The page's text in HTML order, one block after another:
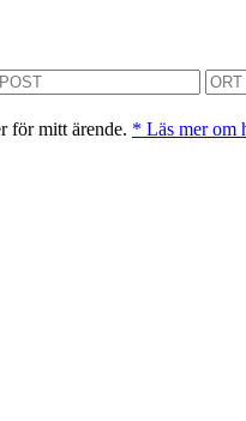
för mitt ärende. * Läs mer om